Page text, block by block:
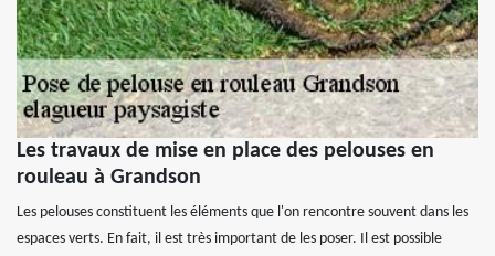
Les travaux de mise en place des pelouses en
rouleau à Grandson
Les pelouses constituent les éléments que l'on rencontre souvent dans les
espaces verts. En fait, il est très important de les poser. Il est possible